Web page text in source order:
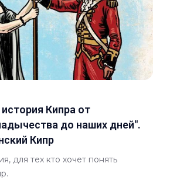
Кипра от
до наших дней".
Кипр
для тех кто хочет понять